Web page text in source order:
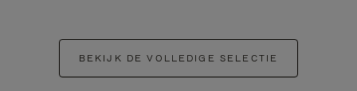
BEKIJK DE VOLLEDIGE SELECTIE